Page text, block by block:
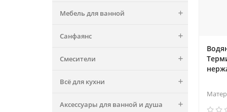
Мебель для ванной
Санфаянс
Смесители
Всё для кухни
Аксессуары для ванной и душа